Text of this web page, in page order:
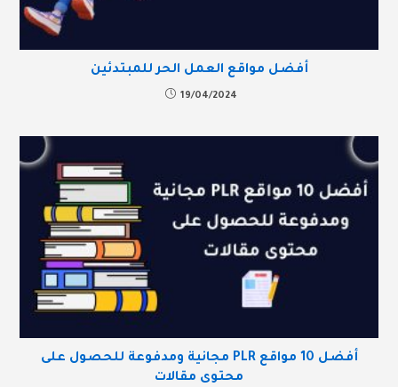
أفضل مواقع العمل الحر للمبتدئين
19/04/2024
أفضل 10 مواقع PLR مجانية ومدفوعة للحصول على
محتوى مقالات